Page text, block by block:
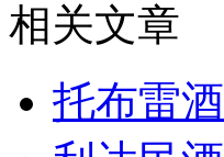
相关文章
托布雷